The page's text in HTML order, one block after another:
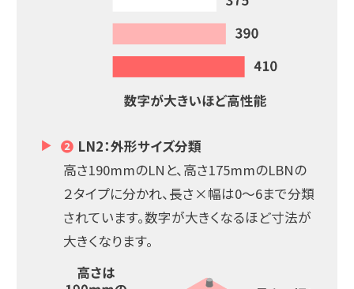
❷ LN2：外形サイズ分類
高さ190mmのLNと、高さ175mmのLBNの
２タイプに分かれ、長さ×幅は0～6まで分類
されています。数字が大きくなるほど寸法が
大きくなります。